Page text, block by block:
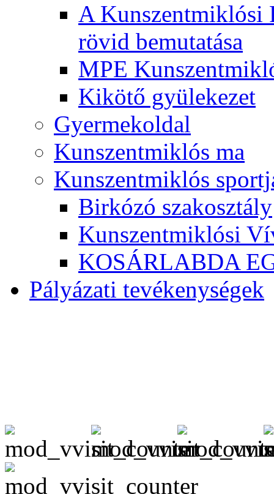
A Kunszentmiklósi
rövid bemutatása
MPE
Kikötő gyülekezet
Gyermekoldal
Kunszentmiklós ma
Kunszentmiklós
Birkózó szakosztály
Kunszentmiklósi
KOSÁRLABDA
Pályázati tevékenységek